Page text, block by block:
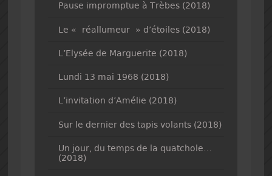
Pause impromptue à Trèbes (2018)
Le « réallumeur » d’étoiles (2018)
L’Elysée de Marguerite (2018)
Lundi 13 mai 1968 (2018)
L’invitation d’Amélie (2018)
Sur le dernier des tapis volants (2018)
Un jour, du temps de la quatchole…
(2018)